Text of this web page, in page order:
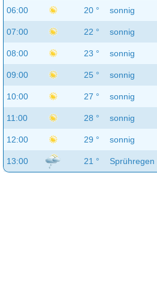
06:00 20 ° sonnig
07:00 22 ° sonnig
08:00 23 ° sonnig
09:00 25 ° sonnig
10:00 27 ° sonnig
11:00 28 ° sonnig
12:00 29 ° sonnig
13:00 21 ° Sprühregen